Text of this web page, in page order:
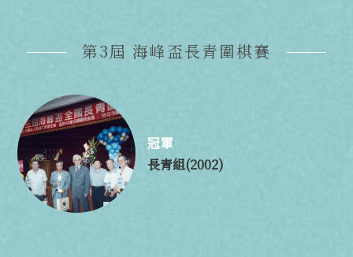
第3屆 海峰盃長青圍棋賽
冠軍
長青組(2002)